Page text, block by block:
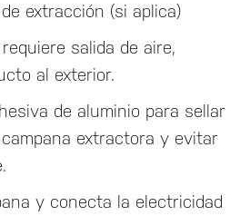
extracción (si aplica)
salida de aire,
al exterior.
de aluminio para sellar
extractora y evitar
y conecta la electricidad